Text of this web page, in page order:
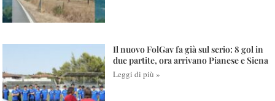
Il nuovo FolGav fa già sul serio: 8 gol in
due partite, ora arrivano Pianese e Siena
Leggi di più »